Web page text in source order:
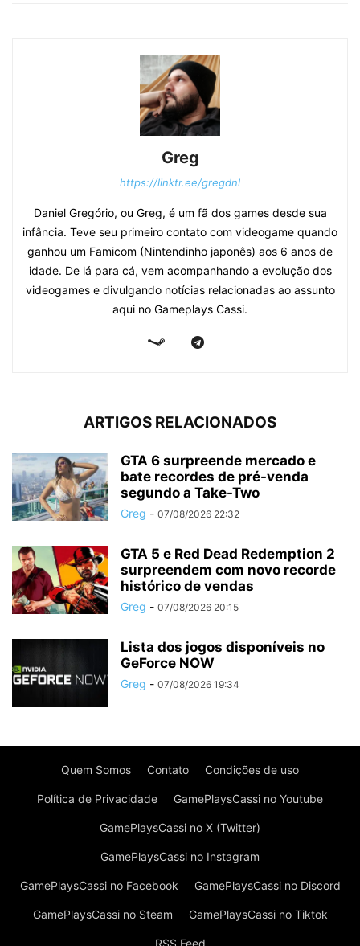
Greg
https://linktr.ee/gregdnl
Daniel Gregório, ou Greg, é um fã dos games desde sua
infância. Teve seu primeiro contato com videogame quando
ganhou um Famicom (Nintendinho japonês) aos 6 anos de
idade. De lá para cá, vem acompanhando a evolução dos
videogames e divulgando notícias relacionadas ao assunto
aqui no Gameplays Cassi.
ARTIGOS RELACIONADOS
GTA 6 surpreende mercado e
bate recordes de pré-venda
segundo a Take-Two
Greg - 07/08/2026 22:32
GTA 5 e Red Dead Redemption 2
surpreendem com novo recorde
histórico de vendas
Greg - 07/08/2026 20:15
Lista dos jogos disponíveis no
GeForce NOW
Greg - 07/08/2026 19:34
Quem Somos Contato Condições de uso
Política de Privacidade GamePlaysCassi no Youtube
GamePlaysCassi no X (Twitter)
GamePlaysCassi no Instagram
GamePlaysCassi no Facebook GamePlaysCassi no Discord
GamePlaysCassi no Steam GamePlaysCassi no Tiktok